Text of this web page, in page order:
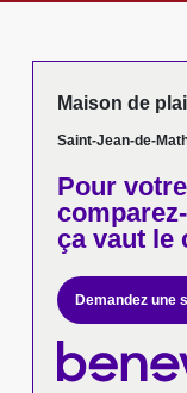
Maison de
Saint-Jean-de-
Pour votre
ça vaut le
Demandez une